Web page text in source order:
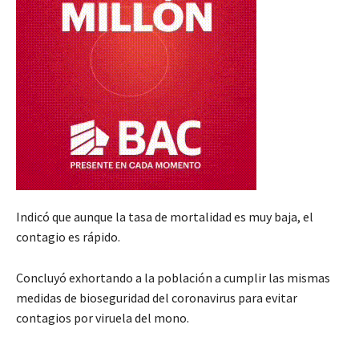
Indicó que aunque la tasa de mortalidad es muy baja, el
contagio es rápido.
Concluyó exhortando a la población a cumplir las mismas
medidas de bioseguridad del coronavirus para evitar
contagios por viruela del mono.